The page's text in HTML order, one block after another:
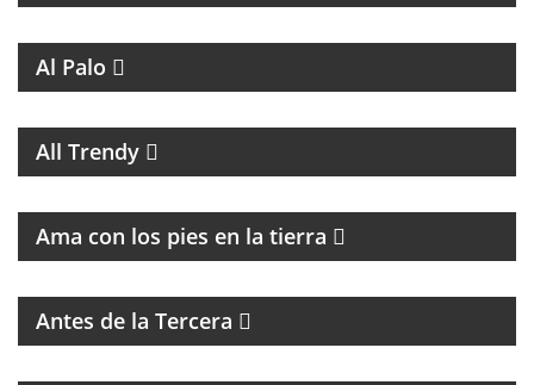
Al Palo
MAGAZINE DE MUSICA, ENTREVISTAS Y
All Trendy
PROGRAMA DE ESPIRITUALIDAD CON MARCIA
Ama con los pies en la tierra
MAGAZINE DE ENTRETENIMIENTO CON
Antes de la Tercera
GRAN PROPUESTA DEL GRAN REFERENTE DEL